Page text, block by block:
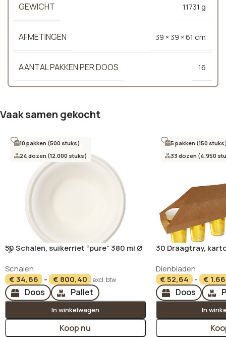
GEWICHT 11731 g
AFMETINGEN 39 × 39 × 61 cm
AANTAL PAKKEN PER DOOS 16
Vaak samen gekocht
10 pakken (500 stuks)
24 dozen (12.000 stuks)
50 Schalen, suikerriet “pure” 380 ml Ø
Schalen
€34,66 - € 800,40 excl. btw
Doos Pallet
In winkelwagen
Koop nu
5 pakken (150
33 dozen (4.950
30 Draagtray,
Dienbladen
€52,64 - €
Doos
In